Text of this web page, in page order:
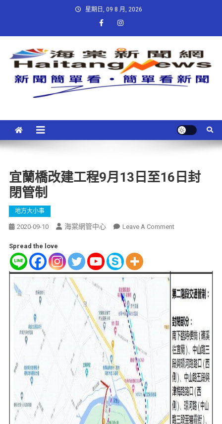
星期日, 09 8 月, 2026
宜蘭橋改建工程9月13日至16日封
閉管制
地方大小事
2020-09-10 海棠網管中心 Leave A Comment
Spread the love